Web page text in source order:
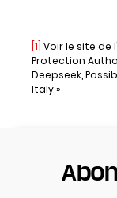
[1] Voir le site de
Protection
Deepseek,
Italy »